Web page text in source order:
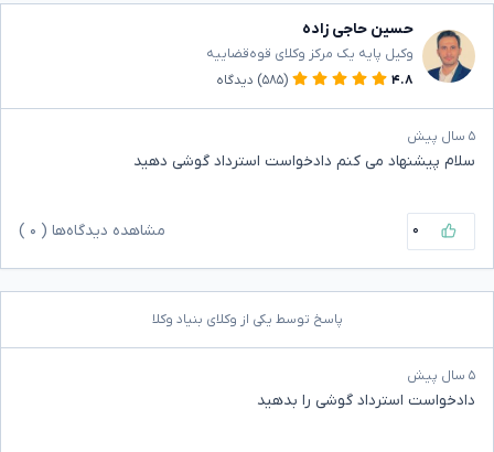
حسین حاجی زاده
وکیل پایه یک مرکز وکلای قوه‌قضاییه
۴.۸
(۵۸۵) دیدگاه
۵ سال پیش
سلام پیشنهاد می کنم دادخواست استرداد گوشی دهید
۰ مشاهده دیدگاه‌ها ( ۰
پاسخ توسط یکی از وکلای بنیاد وکلا
۵ سال پیش
دادخواست استرداد گوشی را بدهید